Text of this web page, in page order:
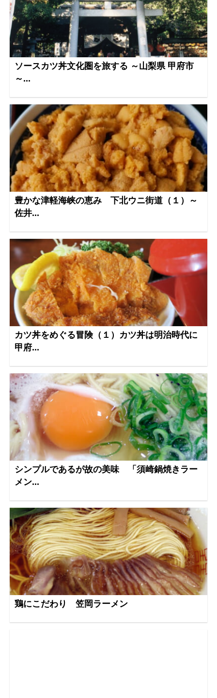
ソースカツ丼文化圏を旅する ～山梨県 甲府市
～...
豊かな津軽海峡の恵み 下北ウニ街道（１）～
佐井...
カツ丼をめぐる冒険（１）カツ丼は明治時代に
甲府...
シンプルであるが故の美味 「須崎鍋焼きラー
メン...
鶏にこだわり 笠岡ラーメン